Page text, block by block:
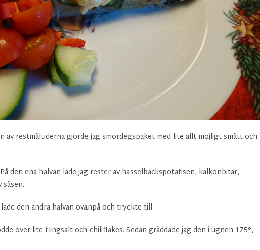
av restmåltiderna gjorde jag smördegspaket med lite allt möjligt smått och
den ena halvan lade jag rester av hasselbackspotatisen, kalkonbitar,
den andra halvan ovanpå och tryckte till.
över lite flingsalt och chiliflakes. Sedan gräddade jag den i ugnen 175°,